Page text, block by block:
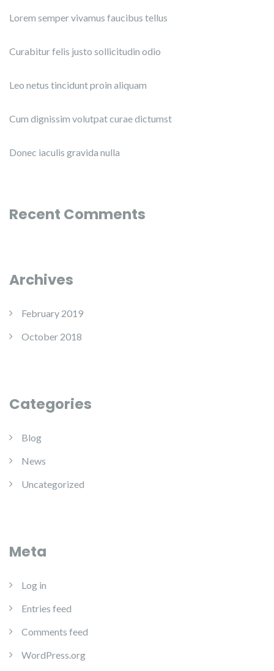
Lorem semper vivamus faucibus tellus
Curabitur felis justo sollicitudin odio
Leo netus tincidunt proin aliquam
Cum dignissim volutpat curae dictumst
Donec iaculis gravida nulla
Recent Comments
Archives
February 2019
October 2018
Categories
Blog
News
Uncategorized
Meta
Log in
Entries feed
Comments feed
WordPress.org